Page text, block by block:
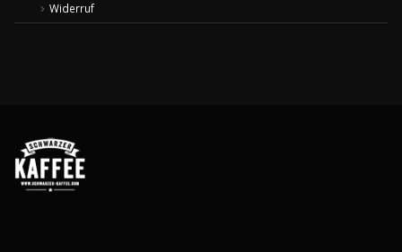
Widerruf